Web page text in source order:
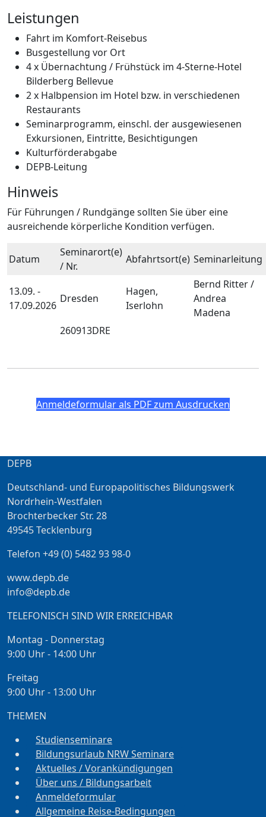
Leistungen
Fahrt im Komfort-Reisebus
Busgestellung vor Ort
4 x Übernachtung / Frühstück im 4-Sterne-Hotel
Bilderberg Bellevue
2 x Halbpension im Hotel bzw. in verschiedenen
Restaurants
Seminarprogramm, einschl. der ausgewiesenen
Exkursionen, Eintritte, Besichtigungen
Kulturförderabgabe
DEPB-Leitung
Hinweis
Für Führungen / Rundgänge sollten Sie über eine
ausreichende körperliche Kondition verfügen.
Datum
Seminarort(e)
/ Nr.
Abfahrtsort(e) Seminarleitung
13.09. -
17.09.2026
Dresden
Hagen,
Iserlohn
Bernd Ritter /
Andrea
Madena
260913DRE
Anmeldeformular als PDF zum Ausdrucken
DEPB
Deutschland- und Europapolitisches Bildungswerk
Nordrhein-Westfalen
Brochterbecker Str. 28
49545 Tecklenburg
Telefon +49 (0) 5482 93 98-0
www.depb.de
info@depb.de
TELEFONISCH SIND WIR ERREICHBAR
Montag - Donnerstag
9:00 Uhr - 14:00 Uhr
Freitag
9:00 Uhr - 13:00 Uhr
THEMEN
Studienseminare
Bildungsurlaub NRW Seminare
Aktuelles / Vorankündigungen
Über uns / Bildungsarbeit
Anmeldeformular
Allgemeine Reise-Bedingungen